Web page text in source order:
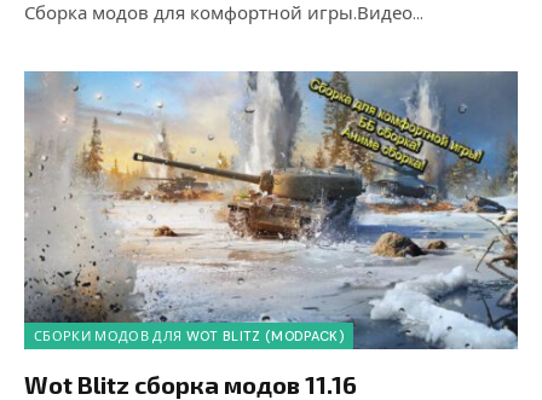
Сборка модов для комфортной игры.Видео…
СБОРКИ МОДОВ ДЛЯ WOT BLITZ (MODPACK)
Wot Blitz сборка модов 11.16